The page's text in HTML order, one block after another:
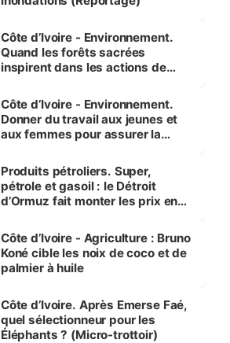
Côte d’Ivoire - Environnement.
Quand les forêts sacrées
inspirent dans les actions de
Côte d’Ivoire - Environnement.
Donner du travail aux jeunes et
aux femmes pour assurer la
menacées
Produits pétroliers. Super,
pétrole et gasoil : le Détroit
d’Ormuz fait monter les prix en
Côte d’Ivoire - Agriculture : Bruno
Koné cible les noix de coco et de
palmier à huile
Côte d’Ivoire. Après Emerse Faé,
quel sélectionneur pour les
Éléphants ? (Micro-trottoir)